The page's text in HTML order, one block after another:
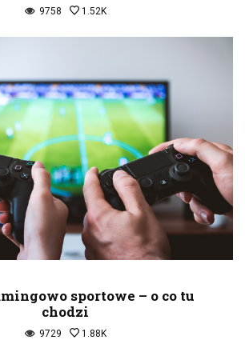
9758 1.52K
sportowe – o co tu
chodzi
9729 1.88K